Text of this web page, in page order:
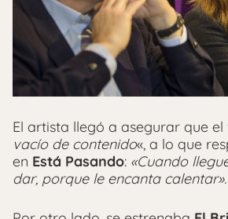
El artista llegó a asegurar que el
vacío de contenido«, a lo que
en Está Pasando: «Cuando
dar, porque le encanta calentar».